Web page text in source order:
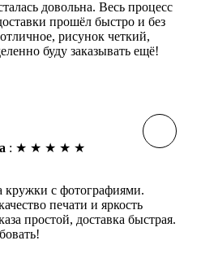
довольна. Весь процесс
прошёл быстро и без
рисунок четкий,
буду заказывать ещё!
: ★ ★ ★ ★ ★
кружки с фотографиями.
печати и яркость
простой, доставка быстрая.